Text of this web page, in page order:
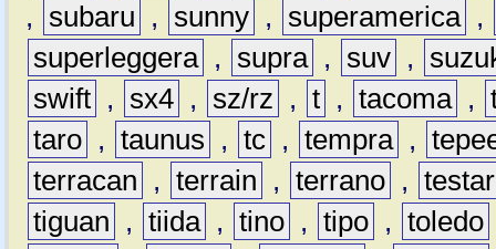
,
subaru , sunny , superamerica ,
superleggera , supra , suv ,
swift , sx4 , sz/rz , t , tacoma ,
taro , taunus , tc , tempra ,
terracan
, terrain , terrano ,
tiguan
, tiida , tino , tipo , toledo